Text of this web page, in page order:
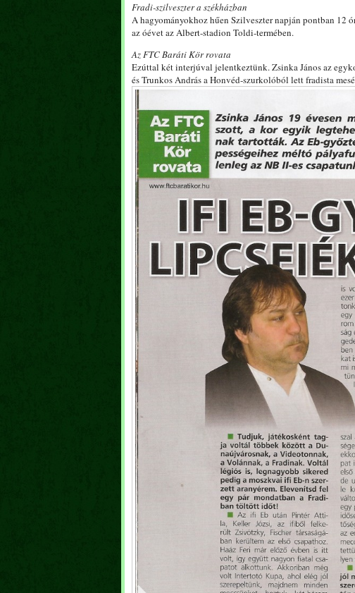
Fradi-szilveszter a székházban
A hagyományokhoz hűen Szilveszter napján pontban 12
az óévet az Albert-stadion Toldi-termében.
Az FTC Baráti Kör rovata
Ezúttal két interjúval jelentkeztünk. Zsinka János az
és Trunkos András a Honvéd-szurkolóból lett fradista